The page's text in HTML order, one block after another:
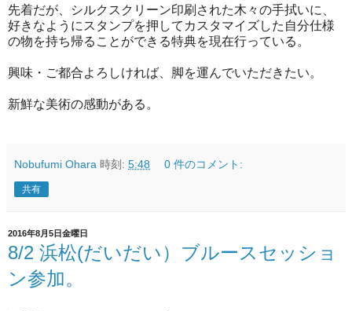
先着だが、シルクスクリーン印刷された木々の手拭いに、
好きなようにスタンプを押してカスタマイズした自分仕様
の物を持ち帰ることができる特典を現在行っている。
興味・ご都合よろしければ、脚を運んでいただきたい。
新鮮な美術の感動がある。
Nobufumi Ohara 時刻: 5:48 0 件のコメント:
共有
2016年8月5日金曜日
8/2 浜松(だいだい）ブルースセッショ
ン参加。